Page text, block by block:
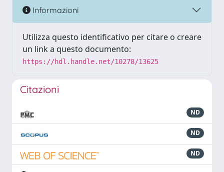
Informazioni
Utilizza questo identificativo per citare o creare
un link a questo documento:
https://hdl.handle.net/10278/13625
Citazioni
ND
ND
ND